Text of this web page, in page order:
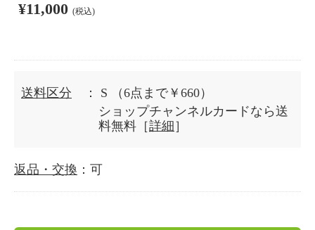
¥11,000 (税込)
送料区分 ： S
（6点まで￥660）
ショップチャンネルカードなら送
料無料［詳細 ］
返品・交換 ：可